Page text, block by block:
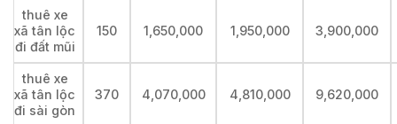
thuê xe
xã tân lộc
đi đất mũi
150 1,650,000 1,950,000 3,900,000
thuê xe
xã tân lộc
đi sài gòn
370 4,070,000 4,810,000 9,620,000